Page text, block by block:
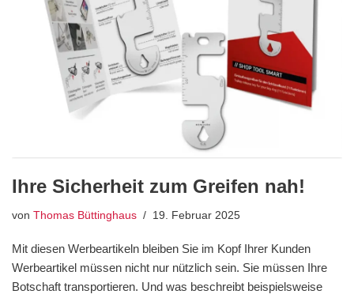
Ihre Sicherheit zum Greifen nah!
von Thomas Büttinghaus 19. Februar 2025
Mit diesen Werbeartikeln bleiben Sie im Kopf Ihrer Kunden
Werbeartikel müssen nicht nur nützlich sein. Sie müssen Ihre
Botschaft transportieren. Und was beschreibt beispielsweise